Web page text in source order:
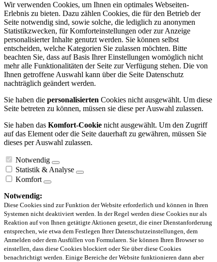
Wir verwenden Cookies, um Ihnen ein optimales Webseiten-
Erlebnis zu bieten. Dazu zählen Cookies, die für den Betrieb der
Seite notwendig sind, sowie solche, die lediglich zu anonymen
Statistikzwecken, für Komforteinstellungen oder zur Anzeige
personalisierter Inhalte genutzt werden. Sie können selbst
entscheiden, welche Kategorien Sie zulassen möchten. Bitte
beachten Sie, dass auf Basis Ihrer Einstellungen womöglich nicht
mehr alle Funktionalitäten der Seite zur Verfügung stehen. Die von
Ihnen getroffene Auswahl kann über die Seite Datenschutz
nachträglich geändert werden.
Sie haben die personalisierten Cookies nicht ausgewählt. Um diese
Seite betreten zu können, müssen sie diese per Auswahl zulassen.
Sie haben das Komfort-Cookie nicht ausgewählt. Um den Zugriff
auf das Element oder die Seite dauerhaft zu gewähren, müssen Sie
dieses per Auswahl zulassen.
Notwendig
Statistik & Analyse
Komfort
Notwendig:
Diese Cookies sind zur Funktion der Website erforderlich und können in Ihren
Systemen nicht deaktiviert werden. In der Regel werden diese Cookies nur als
Reaktion auf von Ihnen getätigte Aktionen gesetzt, die einer Dienstanforderung
entsprechen, wie etwa dem Festlegen Ihrer Datenschutzeinstellungen, dem
Anmelden oder dem Ausfüllen von Formularen. Sie können Ihren Browser so
einstellen, dass diese Cookies blockiert oder Sie über diese Cookies
benachrichtigt werden. Einige Bereiche der Website funktionieren dann aber